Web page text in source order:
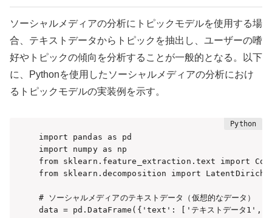
ソーシャルメディアの分析にトピックモデルを使用する場
合、テキストデータからトピックを抽出し、ユーザーの嗜
好やトピックの傾向を分析することが一般的となる。以下
に、Pythonを使用したソーシャルメディアの分析におけ
るトピックモデルの実装例を示す。
import pandas as pd
import numpy as np
from sklearn.feature_extraction.text import
from sklearn.decomposition import
# ソーシャルメディアのテキストデータ（仮想的なデータ）
data = pd.DataFrame({'text': ['テキストデータ1',